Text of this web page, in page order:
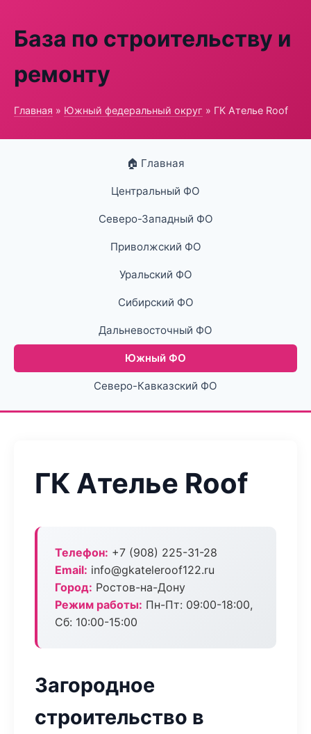
База по строительству и
ремонту
Главная » Южный федеральный округ » ГК Ателье Roof
🏠 Главная
Центральный ФО
Северо-Западный ФО
Приволжский ФО
Уральский ФО
Сибирский ФО
Дальневосточный ФО
Южный ФО
Северо-Кавказский ФО
ГК Ателье Roof
Телефон: +7 (908) 225-31-28
Email: info@gkateleroof122.ru
Город: Ростов-на-Дону
Режим работы: Пн-Пт: 09:00-18:00,
Сб: 10:00-15:00
Загородное
строительство в